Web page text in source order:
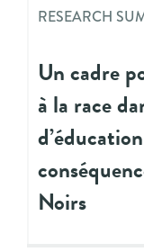
RESEARCH
Un cadre
à la race
Noirs